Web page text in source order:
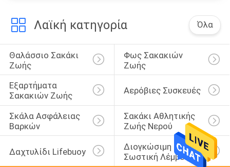
θαλάσσιο υλικό
ξαρτιών
10
Λαϊκή κατηγορία Όλα
Θαλάσσιο Σακάκι
Ζωής
Φως Σακακιών
Ζωής
Εξαρτήματα
Σακακιών Ζωής
Αερόβιες Συσκευές
Σκάλα Ασφάλειας
Βαρκών
Σακάκι Αθλητικής
Ζωής Νερού
Δαχτυλίδι Lifebuoy
Διογκώσιμη
Σωστική Λέμβος